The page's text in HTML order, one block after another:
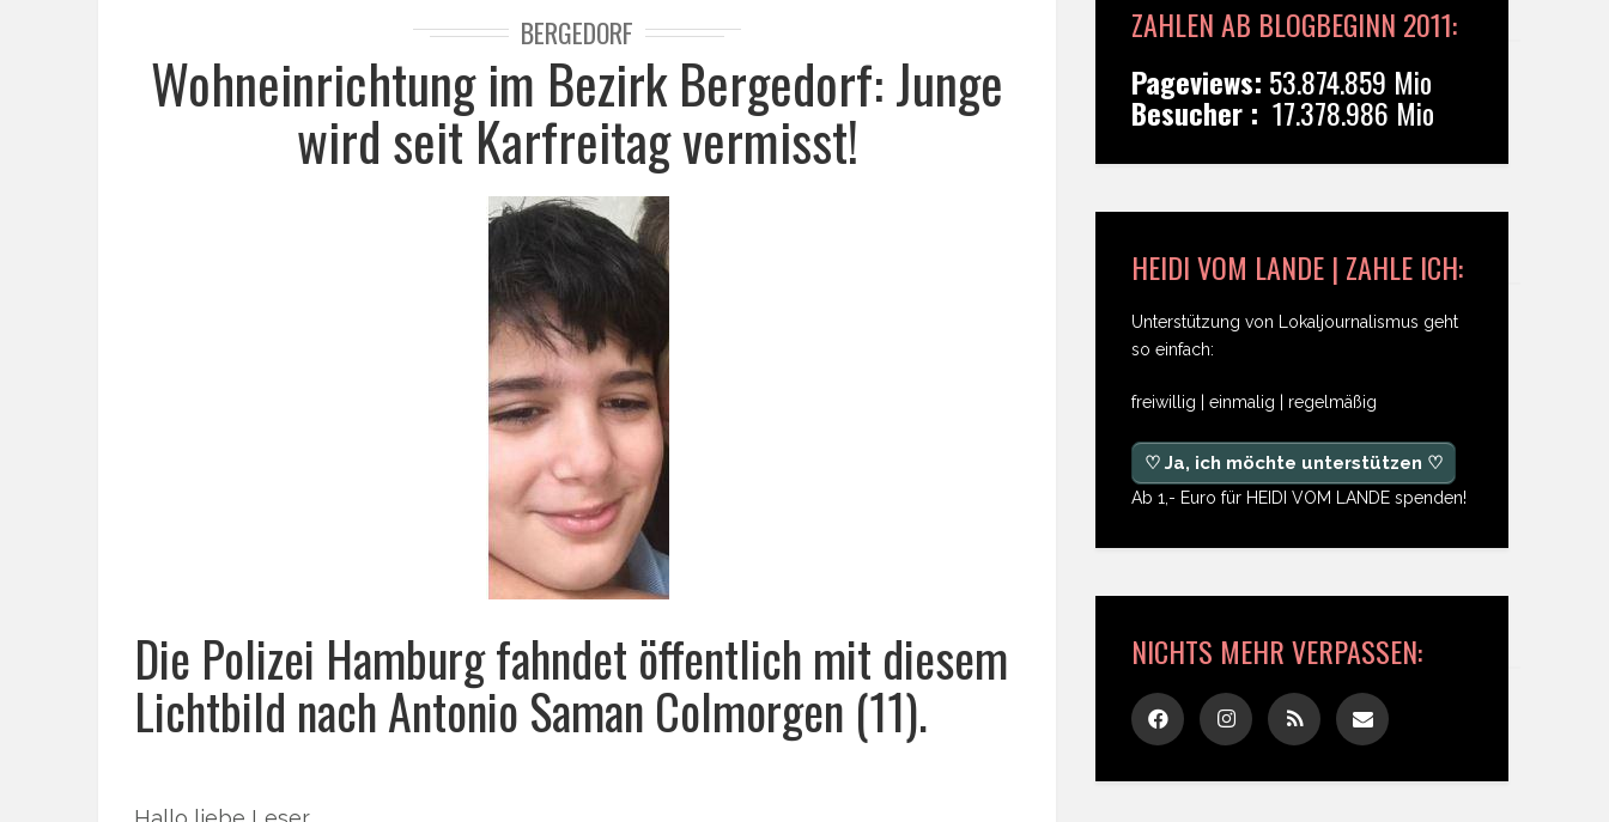
BERGEDORF
Wohneinrichtung im Bezirk Bergedorf: Junge
wird seit Karfreitag vermisst!
Die Polizei Hamburg fahndet öffentlich mit diesem
Lichtbild nach Antonio Saman Colmorgen (11).
ZAHLEN AB BLOGBEGINN 2011:
Pageviews: 53.874.859 Mio
Besucher : 17.378.986 Mio
HEIDI VOM LANDE | ZAHLE ICH:
Unterstützung von Lokaljournalismus geht
so einfach:
freiwillig | einmalig | regelmäßig
♡ Ja, ich möchte unterstützen ♡
Ab 1,- Euro für HEIDI VOM LANDE spenden!
NICHTS MEHR VERPASSEN: